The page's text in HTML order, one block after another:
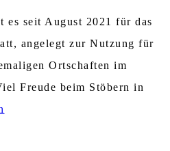
seit August 2021 für das
angelegt zur Nutzung für
Ortschaften im
Freude beim Stöbern in